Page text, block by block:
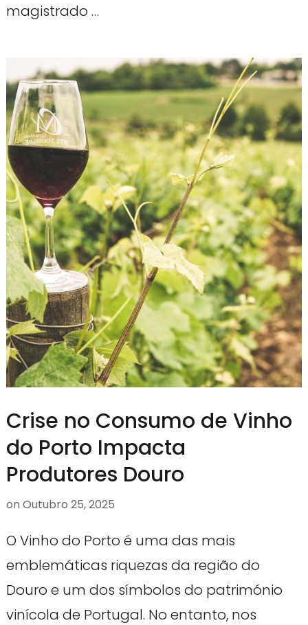
magistrado …
Crise no Consumo de Vinho
do Porto Impacta
Produtores Douro
on Outubro 25, 2025
O Vinho do Porto é uma das mais
emblemáticas riquezas da região do
Douro e um dos símbolos do património
vinícola de Portugal. No entanto, nos